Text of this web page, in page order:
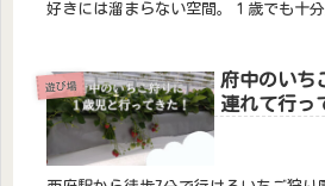
好きには溜まらない空間。１歳でも十
遊び場
府中のいち
連れて行っ